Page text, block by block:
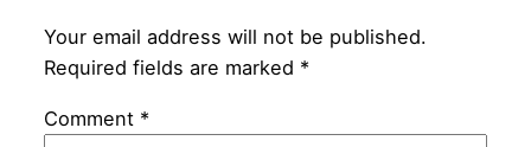
Your email address will not be published.
Required fields are marked *
Comment *